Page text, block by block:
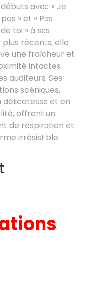
avec « Je
» et « Pas
toi » à ses
plus récents, elle
une fraîcheur et
intactes
auditeurs. Ses
scéniques,
délicatesse et en
offrent un
de respiration et
irrésistible.